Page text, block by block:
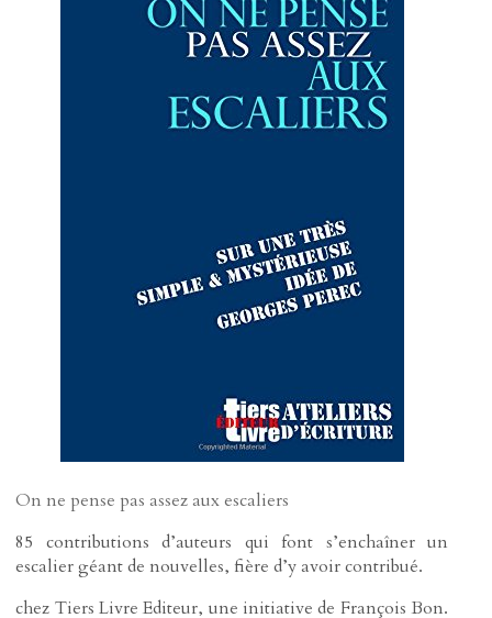
On ne pense pas assez aux escaliers
85 contributions d’auteurs qui font s’enchaîner un
escalier géant de nouvelles, fière d’y avoir contribué.
chez Tiers Livre Editeur, une initiative de François Bon.